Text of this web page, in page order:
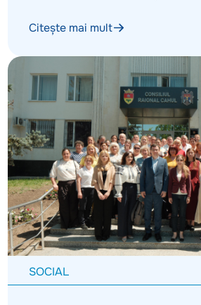
Citește mai mult
SOCIAL